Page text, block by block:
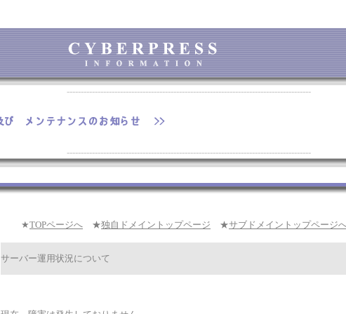
---------------------------------------------------------------------------------------
---------------------------------------------------------------------------------------
★TOPページへ ★独自ドメイントップページ ★サブドメイントップページ
サーバー運用状況について